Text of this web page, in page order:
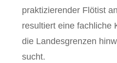
praktizierender Flötist
resultiert eine fachliche
die Landesgrenzen
sucht.